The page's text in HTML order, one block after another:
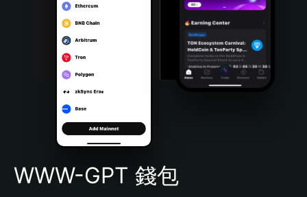
Português (Portugal)
Bahasa Indonesia
Português (Brasil)
Español (Argentina)
WWW-GPT 錢包